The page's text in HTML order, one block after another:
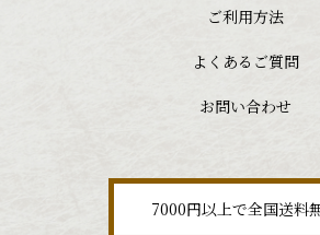
ご利用方法
よくあるご質問
お問い合わせ
7000円以上で全国送料